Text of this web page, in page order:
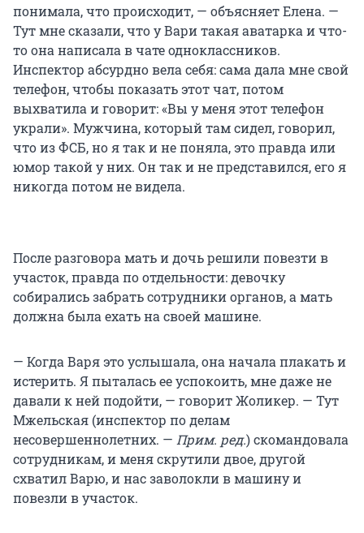
понимала, что происходит, — объясняет Елена. —
Тут мне сказали, что у Вари такая аватарка и что-
то она написала в чате одноклассников.
Инспектор абсурдно вела себя: сама дала мне свой
телефон, чтобы показать этот чат, потом
выхватила и говорит: «Вы у меня этот телефон
украли». Мужчина, который там сидел, говорил,
что из ФСБ, но я так и не поняла, это правда или
юмор такой у них. Он так и не представился, его я
никогда потом не видела.
После разговора мать и дочь решили повезти в
участок, правда по отдельности: девочку
собирались забрать сотрудники органов, а мать
должна была ехать на своей машине.
— Когда Варя это услышала, она начала плакать и
истерить. Я пыталась ее успокоить, мне даже не
давали к ней подойти, — говорит Жоликер. — Тут
Мжельская (инспектор по делам
несовершеннолетних. — Прим. ред.) скомандовала
сотрудникам, и меня скрутили двое, другой
схватил Варю, и нас заволокли в машину и
повезли в участок.